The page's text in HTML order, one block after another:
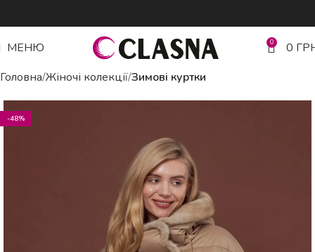
МЕНЮ 0 0
Головна Жіночі колекції Зимові куртки
-48%